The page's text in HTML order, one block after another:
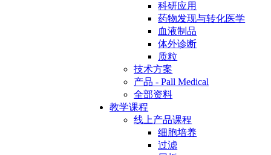
科研应用
药物发现与转化医学
血液制品
体外诊断
质粒
技术方案
产品 - Pall Medical
全部资料
教学课程
线上产品课程
细胞培养
过滤